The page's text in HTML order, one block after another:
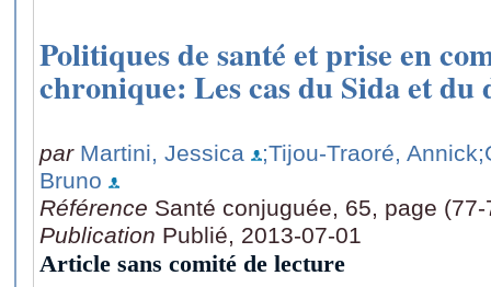
Politiques de santé et prise en
chronique: Les cas du Sida et
par Martini, Jessica ;Tijou-Traoré, Annick
Bruno
Référence Santé conjuguée, 65, page (77-
Publication Publié, 2013-07-01
Article sans comité de lecture